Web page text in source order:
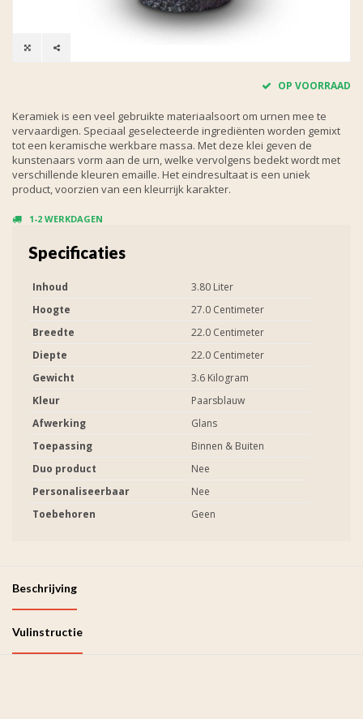
OP VOORRAAD
Keramiek is een veel gebruikte materiaalsoort om urnen mee te
vervaardigen. Speciaal geselecteerde ingrediënten worden gemixt
tot een keramische werkbare massa. Met deze klei geven de
kunstenaars vorm aan de urn, welke vervolgens bedekt wordt met
verschillende kleuren emaille. Het eindresultaat is een uniek
product, voorzien van een kleurrijk karakter.
1-2 WERKDAGEN
Specificaties
Inhoud
3.80 Liter
Hoogte
27.0 Centimeter
Breedte
22.0 Centimeter
Diepte
22.0 Centimeter
Gewicht
3.6 Kilogram
Kleur
Paarsblauw
Afwerking
Glans
Toepassing
Binnen & Buiten
Duo product
Nee
Personaliseerbaar
Nee
Toebehoren
Geen
Beschrijving
Vulinstructie